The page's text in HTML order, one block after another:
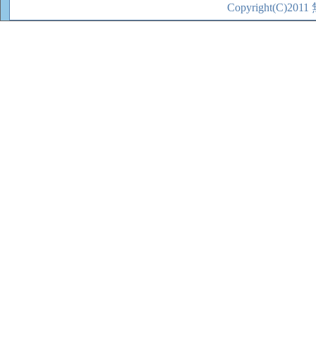
Copyright(C)2011